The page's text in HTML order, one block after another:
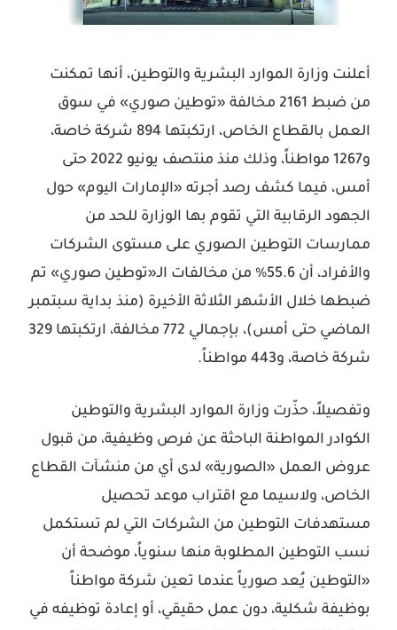
أعلنت وزارة الموارد البشرية والتوطين، أنها تمكنت
من ضبط 2161 مخالفة «توطين صوري» في سوق
العمل بالقطاع الخاص، ارتكبتها 894 شركة خاصة،
و1267 مواطناً، وذلك منذ منتصف يونيو 2022 حتى
أمس، فيما كشف رصد أجرته «الإمارات اليوم» حول
الجهود الرقابية التي تقوم بها الوزارة للحد من
ممارسات التوطين الصوري على مستوى الشركات
والأفراد، أن 55.6% من مخالفات الـ«توطين صوري» تم
ضبطها خلال الأشهر الثلاثة الأخيرة (منذ بداية سبتمبر
الماضي حتى أمس)، بإجمالي 772 مخالفة، ارتكبتها 329
شركة خاصة، و443 مواطناً.
وتفصيلاً، حذّرت وزارة الموارد البشرية والتوطين
الكوادر المواطنة الباحثة عن فرص وظيفية، من قبول
عروض العمل «الصورية» لدى أي من منشآت القطاع
الخاص، ولاسيما مع اقتراب موعد تحصيل
مستهدفات التوطين من الشركات التي لم تستكمل
نسب التوطين المطلوبة منها سنوياً، موضحة أن
«التوطين يُعد صورياً عندما تعين شركة مواطناً
بوظيفة شكلية، دون عمل حقيقي، أو إعادة توظيفه في